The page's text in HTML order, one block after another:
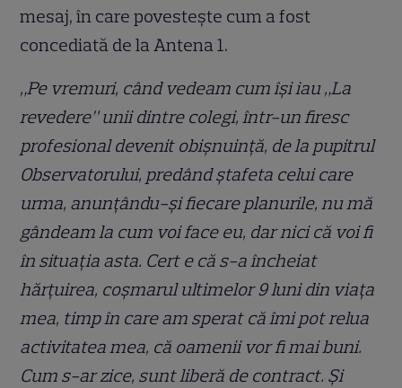
mesaj, în care povestește cum a fost
concediată de la Antena 1.
„Pe vremuri, când vedeam cum își iau „La
revedere” unii dintre colegi, într-un firesc
profesional devenit obișnuință, de la pupitrul
Observatorului, predând ștafeta celui care
urma, anunțându-și fiecare planurile, nu mă
gândeam la cum voi face eu, dar nici că voi fi
în situația asta. Cert e că s-a încheiat
hărțuirea, coșmarul ultimelor 9 luni din viața
mea, timp în care am sperat că îmi pot relua
activitatea mea, că oamenii vor fi mai buni.
Cum s-ar zice, sunt liberă de contract. Și